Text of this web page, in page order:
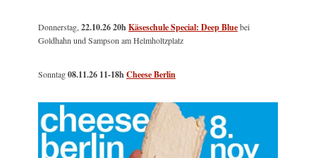
Donnerstag,22.10.26 20hKäseschule Special: Deep Bluebei
Goldhahn und Sampson am Helmholtzplatz
Sonntag08.11.26 11-18hCheese Berlin